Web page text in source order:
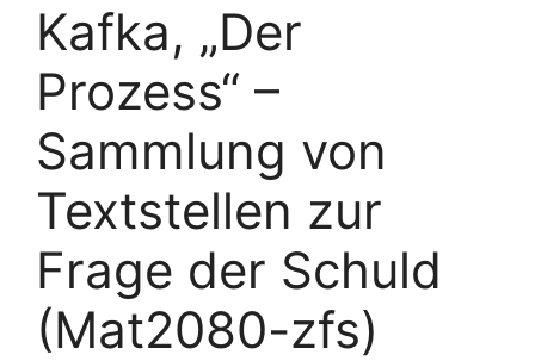
Kafka, „Der
Prozess“ –
Sammlung von
Textstellen zur
Frage der Schuld
(Mat2080-zfs)